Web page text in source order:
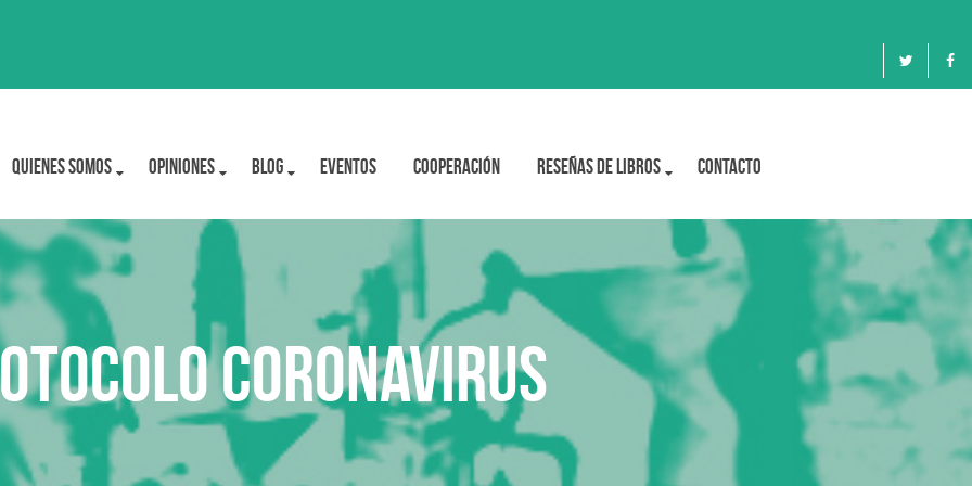
Quienes Somos OPINIONES BLOG Eventos Cooperación Reseñas de libros Contacto
Coronavirus